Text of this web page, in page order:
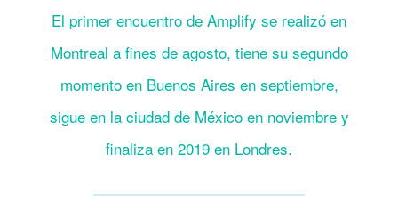
El primer encuentro de Amplify se realizó en
Montreal a fines de agosto, tiene su segundo
momento en Buenos Aires en septiembre,
sigue en la ciudad de México en noviembre y
finaliza en 2019 en Londres.